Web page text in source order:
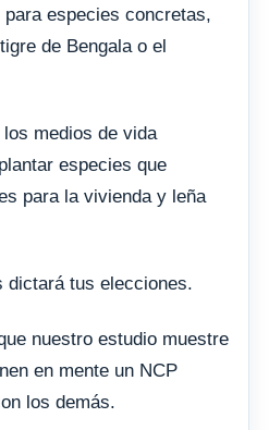
especies concretas,
de Bengala o el
medios de vida
especies que
para la vivienda y leña
dictará tus elecciones.
nuestro estudio muestre
en mente un NCP
los demás.